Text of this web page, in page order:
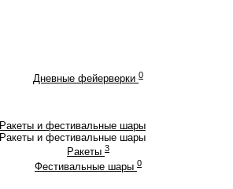
Дневные фейерверки 0
Ракеты и фестивальные шары
Ракеты и фестивальные шары
Ракеты 3
Фестивальные шары 0